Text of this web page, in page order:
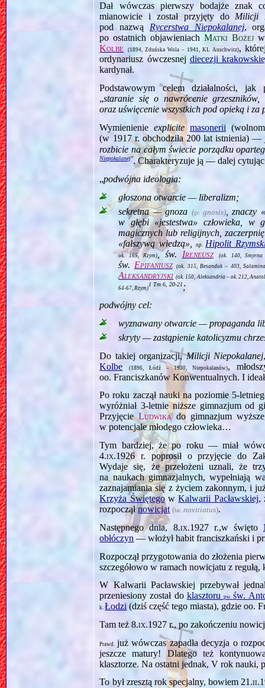
Dał wówczas pierwszy bodajże znak
mianowicie i został przyjęty do Milicji
pod nazwą Rycerstwa Niepokalanej,
po ostatnich objawieniachMatki Bożej
Kolbe
(1894, Zduńska Wola – 1941, KL Auschwitz),
ordynariusz ówczesnej diecezji
kardynał.
Podstawowym celem działalności,
„staranie się o nawrócenie
oraz uświęcenie wszystkich pod opieką i za
Wymienienieexplicite masonerii
(w 1917 r. obchodziła 200 lat istnienia)
rozbicie na całym świecie porządku
Niepokalanej”. Charakteryzuje ją — dalej cytując
„podwójna ideologia:
głoszona otwarcie — liberalizm;
sekretna — gnoza (gr. gnosis), znaczy
w głębi «jestestwa» człowieka, w
magicznych lub religijnych,
«fałszywą wiedzą»,
np. Hipolit
ok. 165, Rzym), św. Ireneusz (ok. 140,
św. Epifaniusz (ok. 315, Besanduk – 403,
Aleksandryjski (ok. 150, Aleksandria – ok. 212,
64‑67, Rzym)
1 Tm 6, 20‑21 ;
podwójny cel:
wyznawany otwarcie — propaganda
skryty — zastąpienie katolicyzmu
Do takiej organizacji,Milicji Niepokalanej
Kolbe
(1896, Łódź – 1930, Niepokalanów),
oo. Franciszkanów Konwentualnych. I
Po roku zaczął nauki na poziomie
wyróżniał 3‑letnie niższe gimnazjum od
PrzyjęcieLudwikado gimnazjum
w potencjale młodego człowieka…
Tym bardziej, że po roku — miał
4.ix.1926r. poprosił o przyjęcie do
Wydaje się, że przełożeni uznali, że
na naukach gimnazjalnych, wypełniają
zaznajamiania się z życiem zakonnym, i
Krzyża ŚwiętegowKalwarii Pacławskiej,
rozpocząłnowicjat (łac.novitiatus).
Następnego dnia, 8.ix.1927r.,w święto
obłóczyn — włożył habit franciszkański i
Rozpoczął przygotowania do złożenia
szczegółowo w ramach nowicjatu z
W Kalwarii Pacławskiej przebywał
przeniesiony został do klasztoru pw. św.
k.Łodzi (dziś część tego miasta), gdzie oo.
Tam też8.ix.1927 r., po zakończeniu
Prawd. już wówczas zapadła decyzja o
jeszcze matury! Dlatego też
klasztorze. Na ostatni jednak, V rok nauki,
To był zresztą rok specjalny, bowiem